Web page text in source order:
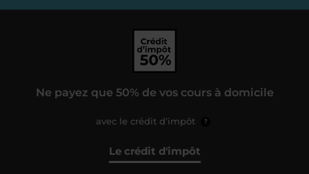
Ne payez que 50% de vos cours à domicile
avec le crédit d’impôt ?
Le crédit d'impôt